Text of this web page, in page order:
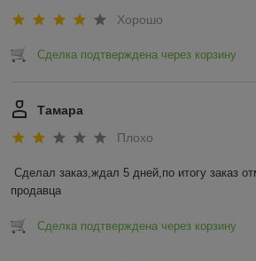
Хорошо
Сделка подтверждена через корзину
Тамара
Плохо
Сделал заказ,ждал 5 дней,по итогу заказ
продавца
Сделка подтверждена через корзину